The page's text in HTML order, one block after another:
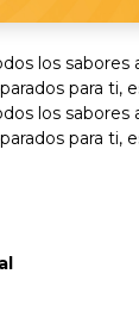
los sabores
para ti,
los sabores
para ti,